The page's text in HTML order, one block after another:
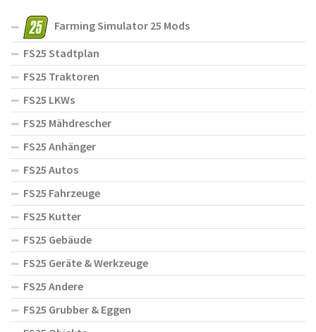
Farming Simulator 25 Mods
FS25 Stadtplan
FS25 Traktoren
FS25 LKWs
FS25 Mähdrescher
FS25 Anhänger
FS25 Autos
FS25 Fahrzeuge
FS25 Kutter
FS25 Gebäude
FS25 Geräte & Werkzeuge
FS25 Andere
FS25 Grubber & Eggen